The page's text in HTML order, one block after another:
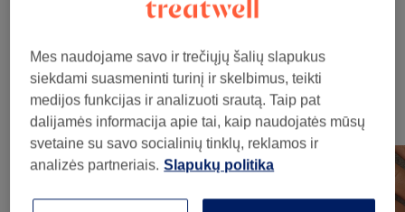
(4)
Pedikiūras (3) nuo 3€
Mūsų darbai
Norėdami peržiūrėti detales, paspauskite ant nuotraukos
Mes naudojame savo ir trečiųjų šalių slapukus
siekdami suasmeninti turinį ir skelbimus, teikti
medijos funkcijas ir analizuoti srautą. Taip pat
dalijamės informacija apie tai, kaip naudojatės mūsų
svetaine su savo socialinių tinklų, reklamos ir
analizės partneriais. Slapukų politika